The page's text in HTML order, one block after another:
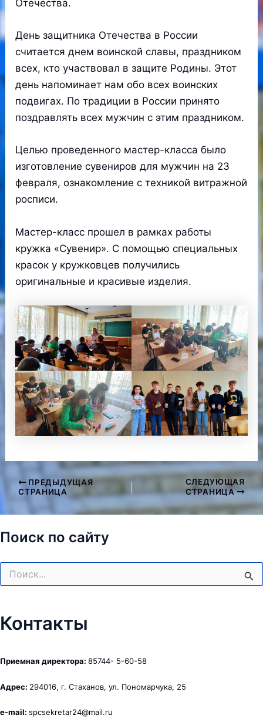
Отечества.
День защитника Отечества в России
считается днем воинской славы, праздником
всех, кто участвовал в защите Родины. Этот
день напоминает нам обо всех воинских
подвигах. По традиции в России принято
поздравлять всех мужчин с этим праздником.
Целью проведенного мастер-класса было
изготовление сувениров для мужчин на 23
февраля, ознакомление с техникой витражной
росписи.
Мастер-класс прошел в рамках работы
кружка «Сувенир». С помощью специальных
красок у кружковцев получились
оригинальные и красивые изделия.
Навигация
записям
ПРЕДЫДУЩАЯ
СТРАНИЦА
СЛЕДУЮЩАЯ
СТРАНИЦА
Поиск по сайту
Контакты
Приемная директора: 85744- 5-60-58
Адрес: 294016, г. Стаханов, ул. Пономарчука, 25
e-mail: spcsekretar24@mail.ru